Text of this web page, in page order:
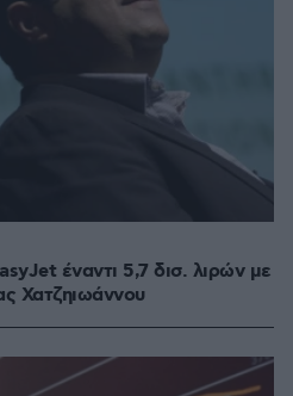
έναντι 5,7 δισ. λιρών με
Χατζηιωάννου